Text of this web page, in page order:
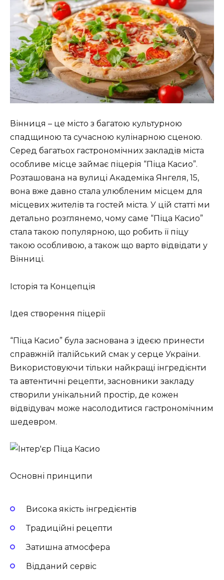
Вінниця – це місто з багатою культурною
спадщиною та сучасною кулінарною сценою.
Серед багатьох гастрономічних закладів міста
особливе місце займає піцерія “Піца Касио”.
Розташована на вулиці Академіка Янгеля, 15,
вона вже давно стала улюбленим місцем для
місцевих жителів та гостей міста. У цій статті ми
детально розглянемо, чому саме “Піца Касио”
стала такою популярною, що робить її піцу
такою особливою, а також що варто відвідати у
Вінниці.
Історія та Концепція
Ідея створення піцерії
“Піца Касио” була заснована з ідеєю принести
справжній італійський смак у серце України.
Використовуючи тільки найкращі інгредієнти
та автентичні рецепти, засновники закладу
створили унікальний простір, де кожен
відвідувач може насолодитися гастрономічним
шедевром.
Основні принципи
Висока якість інгредієнтів
Традиційні рецепти
Затишна атмосфера
Відданий сервіс